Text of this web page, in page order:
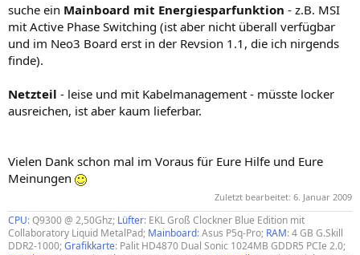
suche ein Mainboard mit Energiesparfunktion - z.B. MSI
mit Active Phase Switching (ist aber nicht überall verfügbar
und im Neo3 Board erst in der Revsion 1.1, die ich nirgends
finde).
Netzteil - leise und mit Kabelmanagement - müsste locker
ausreichen, ist aber kaum lieferbar.
Vielen Dank schon mal im Voraus für Eure Hilfe und Eure
Meinungen
Zuletzt bearbeitet: 6. Januar 2009
CPU: Q9300 @ 2,50Ghz; Lüfter: EKL Groß Clockner Blue Edition mit
Collaboratory Liquid MetalPad; Mainboard: Asus P5q-Pro; RAM: 4 GB G.Skill
DDR2-1000;Grafikkarte: Palit HD4870 Dual Sonic 1024MB GDDR5 PCIe 2.0;